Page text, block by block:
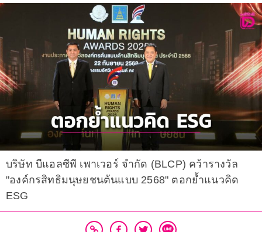
บริษัท บีแอลซีพี เพาเวอร์ จำกัด (BLCP) คว้ารางวัล
"องค์กรสิทธิมนุษยชนต้นแบบ 2568" ตอกย้ำแนวคิด
ESG